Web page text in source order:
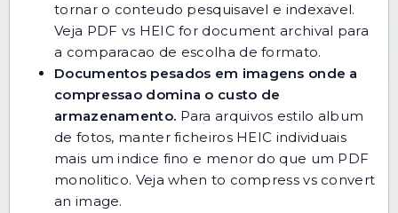
tornar o conteudo pesquisavel e indexavel.
Veja PDF vs HEIC for document archival para
a comparacao de escolha de formato.
Documentos pesados em imagens onde a
compressao domina o custo de
armazenamento. Para arquivos estilo album
de fotos, manter ficheiros HEIC individuais
mais um indice fino e menor do que um PDF
monolitico. Vejawhen to compress vs convert
an image.